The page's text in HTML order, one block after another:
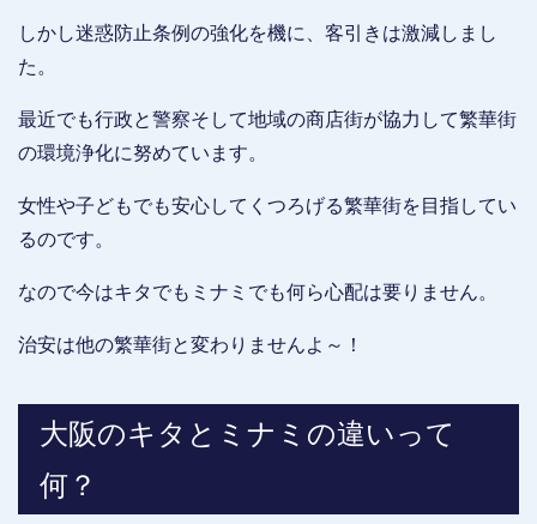
しかし迷惑防止条例の強化を機に、客引きは激減しまし
た。
最近でも行政と警察そして地域の商店街が協力して繁華街
の環境浄化に努めています。
女性や子どもでも安心してくつろげる繁華街を目指してい
るのです。
なので今はキタでもミナミでも何ら心配は要りません。
治安は他の繁華街と変わりませんよ～！
大阪のキタとミナミの違いって
何？